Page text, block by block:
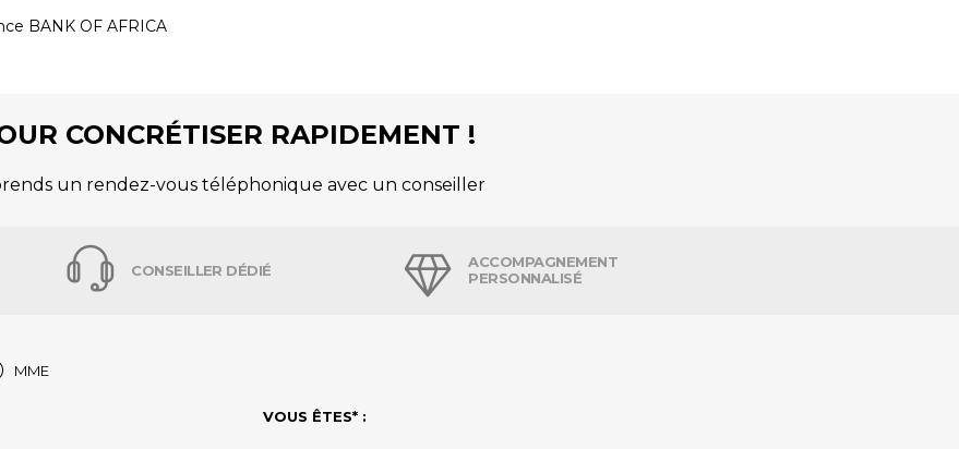
BANK OF AFRICA
CONCRÉTISER RAPIDEMENT !
un rendez-vous téléphonique avec un conseiller
CONSEILLER DÉDIÉ
ACCOMPAGNEMENT
PERSONNALISÉ
MME
VOUS ÊTES* :